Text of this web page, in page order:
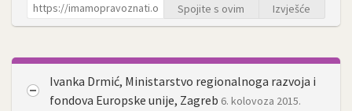
Spojite s ovim Izvješće
Ivanka Drmić, Ministarstvo regionalnoga razvoja i
fondova Europske unije, Zagreb 6. kolovoza 2015.